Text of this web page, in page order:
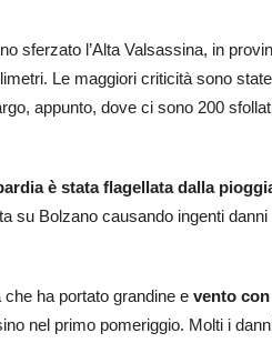
sferzato l’Alta Valsassina, in
Le maggiori criticità sono
appunto, dove ci sono 200
è stata flagellata dalla
su Bolzano causando ingenti
che ha portato grandine e vento
nel primo pomeriggio. Molti i